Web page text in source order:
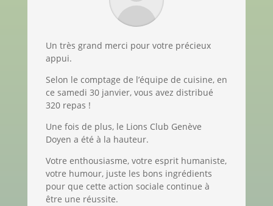
Un très grand merci pour votre précieux
appui.
Selon le comptage de l’équipe de cuisine, en
ce samedi 30 janvier, vous avez distribué
320 repas !
Une fois de plus, le Lions Club Genève
Doyen a été à la hauteur.
Votre enthousiasme, votre esprit humaniste,
votre humour, juste les bons ingrédients
pour que cette action sociale continue à
être une réussite.